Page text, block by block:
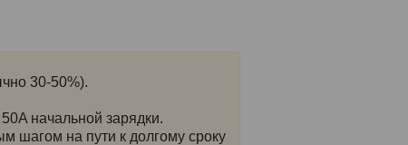
30-50%).
начальной зарядки.
шагом на пути к долгому сроку